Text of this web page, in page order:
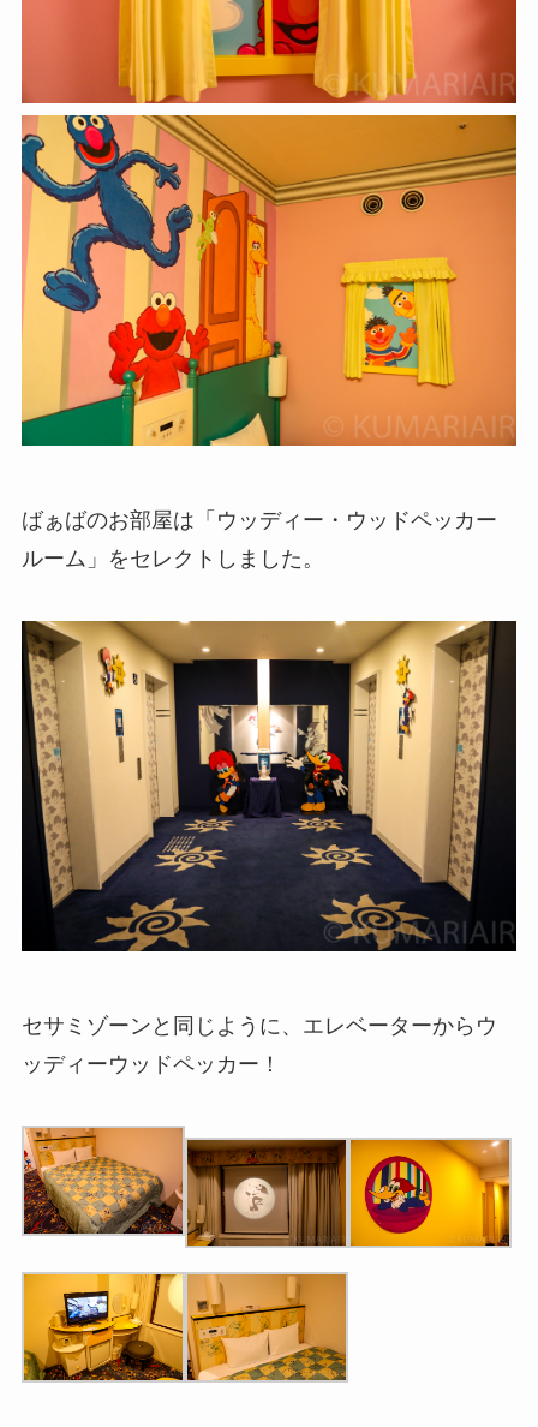
ばぁばのお部屋は「ウッディー・ウッドペッカー
ルーム」をセレクトしました。
セサミゾーンと同じように、エレベーターからウ
ッディーウッドペッカー！